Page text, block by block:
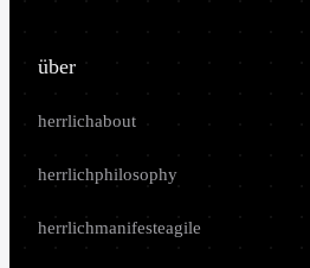
über
herrlichabout
herrlichphilosophy
herrlichmanifesteagile